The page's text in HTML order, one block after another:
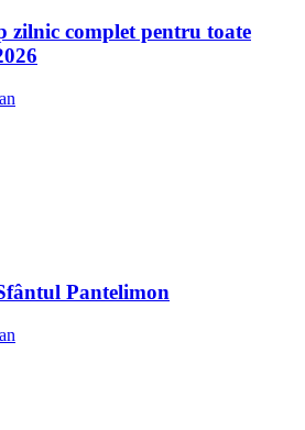
zilnic complet pentru toate
Pantelimon